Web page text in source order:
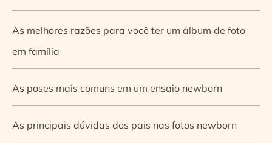
As melhores razões para você ter um álbum de foto
em família
As poses mais comuns em um ensaio newborn
As principais dúvidas dos pais nas fotos newborn